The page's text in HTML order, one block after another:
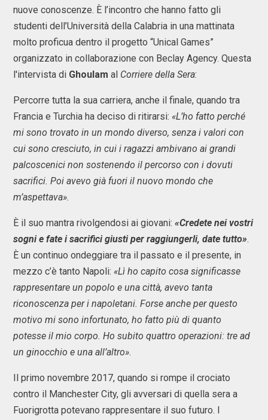
nuove conoscenze. È l’incontro che hanno fatto gli
studenti dell’Università della Calabria in una mattinata
molto proficua dentro il progetto “Unical Games”
organizzato in collaborazione con Beclay Agency. Questa
l'intervista di Ghoulam al Corriere della Sera:
Percorre tutta la sua carriera, anche il finale, quando tra
Francia e Turchia ha deciso di ritirarsi: «L’ho fatto perché
mi sono trovato in un mondo diverso, senza i valori con
cui sono cresciuto, in cui i ragazzi ambivano ai grandi
palcoscenici non sostenendo il percorso con i dovuti
sacrifici. Poi avevo già fuori il nuovo mondo che
m’aspettava».
È il suo mantra rivolgendosi ai giovani: «Credete nei vostri
sogni e fate i sacrifici giusti per raggiungerli, date tutto».
È un continuo ondeggiare tra il passato e il presente, in
mezzo c’è tanto Napoli: «Lì ho capito cosa significasse
rappresentare un popolo e una città, avevo tanta
riconoscenza per i napoletani. Forse anche per questo
motivo mi sono infortunato, ho fatto più di quanto
potesse il mio corpo. Ho subito quattro operazioni: tre ad
un ginocchio e una all’altro».
Il primo novembre 2017, quando si rompe il crociato
contro il Manchester City, gli avversari di quella sera a
Fuorigrotta potevano rappresentare il suo futuro. I